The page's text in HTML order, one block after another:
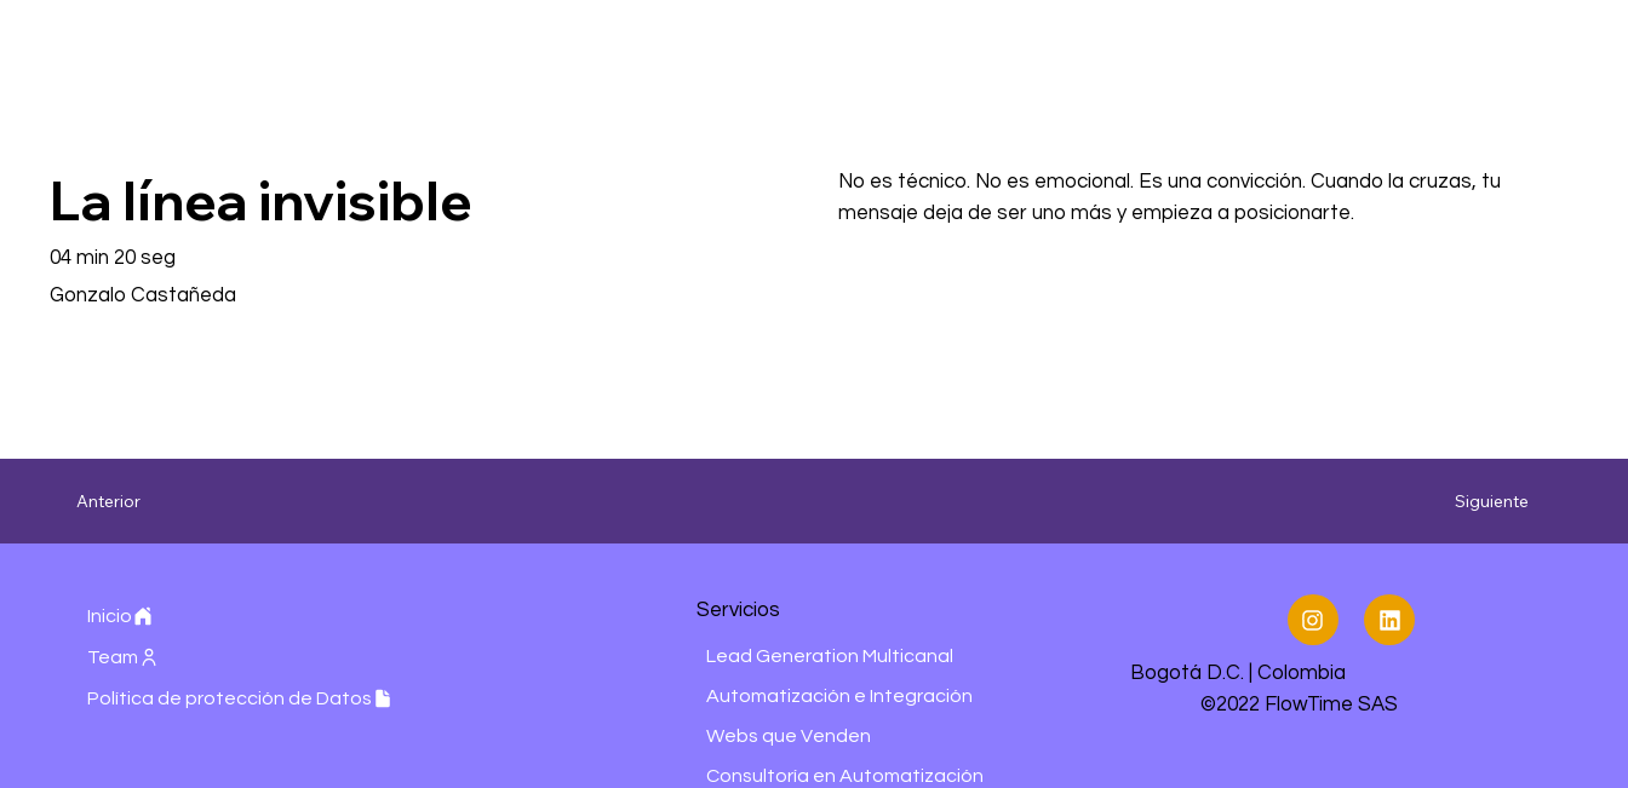
La línea invisible
04 min 20 seg
Gonzalo Castañeda
No es técnico. No es emocional. Es una convicción. Cuando la cruzas, tu
mensaje deja de ser uno más y empieza a posicionarte.
Siguiente
Anterior
Inicio
Team
Política de protección de Datos
Servicios
Lead Generation Multicanal
Automatización e Integración
Webs que Venden
Consultoría en Automatización
Bogotá D.C. | Colombia
©2022 FlowTime SAS